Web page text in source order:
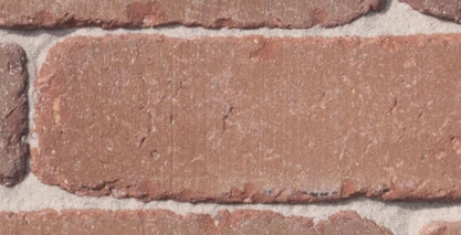
Рядовой кирпич М-100